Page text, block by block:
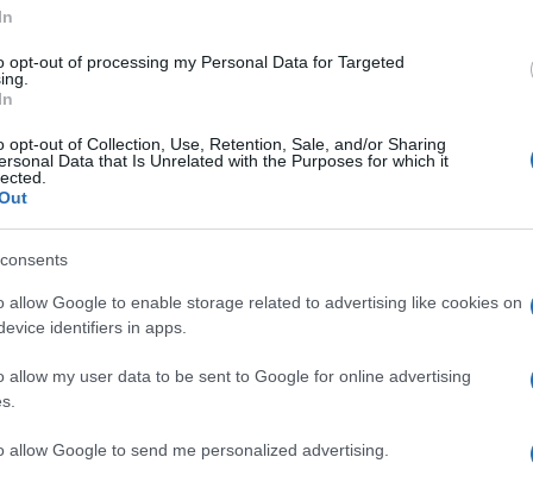
opt-out of processing my Personal Data for Targeted
opt-out of Collection, Use, Retention, Sale, and/or Sharing
Data that Is Unrelated with the Purposes for which it
allow Google to enable storage related to advertising like cookies on
identifiers in apps.
allow my user data to be sent to Google for online advertising
allow Google to send me personalized advertising.
musei e degli spazi espositivi. Certo
a quella reale e il settore, fortemente in
sostegno del nostro governo e di tutti noi
sacrificabile o sospendibile”.
le modalità di gestione e di
cambiamento inciderà in futuro?
allockdown
a lavorare, nonostante la drammatica
pubblico e le conseguenti difficoltà
il fatto che la tecnologia rimanga tuttora un
cercato da più parti di individuare nuovi modi
La